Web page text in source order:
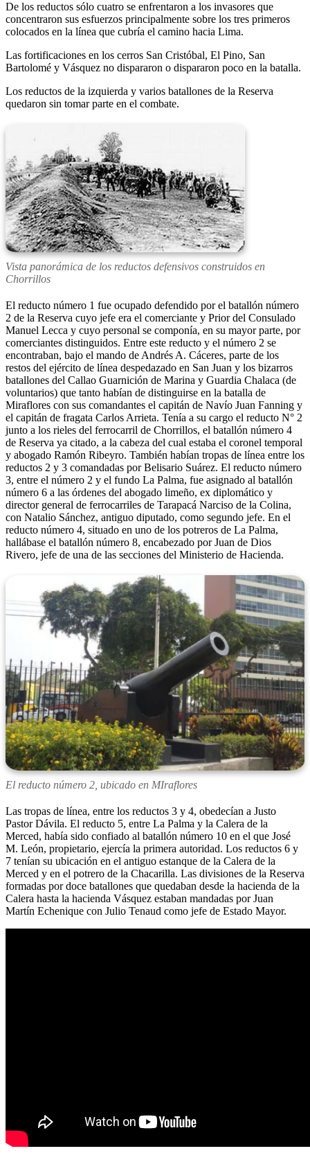
De los reductos sólo cuatro se enfrentaron a los invasores que
concentraron sus esfuerzos principalmente sobre los tres primeros
colocados en la línea que cubría el camino hacia Lima.
Las fortificaciones en los cerros San Cristóbal, El Pino, San
Bartolomé y Vásquez no dispararon o dispararon poco en la batalla.
Los reductos de la izquierda y varios batallones de la Reserva
quedaron sin tomar parte en el combate.
Vista panorámica de los reductos defensivos construidos en
Chorrillos
El reducto número 1 fue ocupado defendido por el batallón número
2 de la Reserva cuyo jefe era el comerciante y Prior del Consulado
Manuel Lecca y cuyo personal se componía, en su mayor parte, por
comerciantes distinguidos. Entre este reducto y el número 2 se
encontraban, bajo el mando de Andrés A. Cáceres, parte de los
restos del ejército de línea despedazado en San Juan y los bizarros
batallones del Callao Guarnición de Marina y Guardia Chalaca (de
voluntarios) que tanto habían de distinguirse en la batalla de
Miraflores con sus comandantes el capitán de Navío Juan Fanning y
el capitán de fragata Carlos Arrieta. Tenía a su cargo el reducto N° 2
junto a los rieles del ferrocarril de Chorrillos, el batallón número 4
de Reserva ya citado, a la cabeza del cual estaba el coronel temporal
y abogado Ramón Ribeyro. También habían tropas de línea entre los
reductos 2 y 3 comandadas por Belisario Suárez. El reducto número
3, entre el número 2 y el fundo La Palma, fue asignado al batallón
número 6 a las órdenes del abogado limeño, ex diplomático y
director general de ferrocarriles de Tarapacá Narciso de la Colina,
con Natalio Sánchez, antiguo diputado, como segundo jefe. En el
reducto número 4, situado en uno de los potreros de La Palma,
hallábase el batallón número 8, encabezado por Juan de Dios
Rivero, jefe de una de las secciones del Ministerio de Hacienda.
El reducto número 2, ubicado en MIraflores
Las tropas de línea, entre los reductos 3 y 4, obedecían a Justo
Pastor Dávila. El reducto 5, entre La Palma y la Calera de la
Merced, había sido confiado al batallón número 10 en el que José
M. León, propietario, ejercía la primera autoridad. Los reductos 6 y
7 tenían su ubicación en el antiguo estanque de la Calera de la
Merced y en el potrero de la Chacarilla. Las divisiones de la Reserva
formadas por doce batallones que quedaban desde la hacienda de la
Calera hasta la hacienda Vásquez estaban mandadas por Juan
Martín Echenique con Julio Tenaud como jefe de Estado Mayor.